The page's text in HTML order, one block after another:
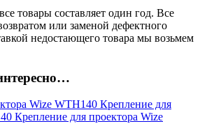
товары составляет один год. Все
или заменой дефектного
недостающего товара мы возьмем